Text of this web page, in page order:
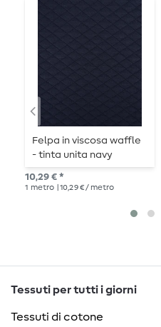
Felpa in viscosa waffle
- tinta unita navy
10,29 € *
1 metro | 10,29 € / metro
Tessuti per tutti i giorni
Tessuti di cotone